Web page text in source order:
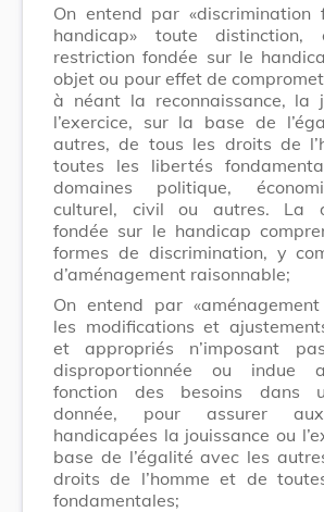
On entend par «discrimination
handicap» toute distinction,
restriction fondée sur le
objet ou pour effet de
à néant la reconnaissance, la
l’exercice, sur la base de
autres, de tous les droits de
toutes les libertés
domaines politique,
culturel, civil ou autres. La
fondée sur le handicap
formes de discrimination, y
d’aménagement raisonnable;
On entend par «aménagement
les modifications et
et appropriés n’imposant
disproportionnée ou indue
fonction des besoins dans
donnée, pour assurer aux
handicapées la jouissance ou
base de l’égalité avec les
droits de l’homme et de
fondamentales;